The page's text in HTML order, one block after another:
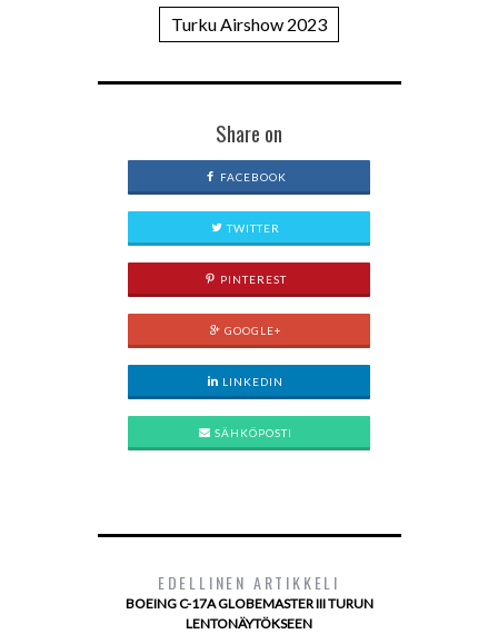
Turku Airshow 2023
Share on
FACEBOOK
TWITTER
PINTEREST
GOOGLE+
LINKEDIN
SÄHKÖPOSTI
EDELLINEN ARTIKKELI
BOEING C-17A GLOBEMASTER III TURUN
LENTONÄYTÖKSEEN